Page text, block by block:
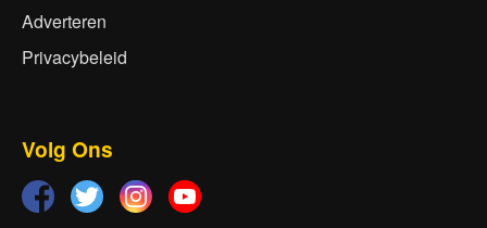
Adverteren
Privacybeleid
Volg Ons